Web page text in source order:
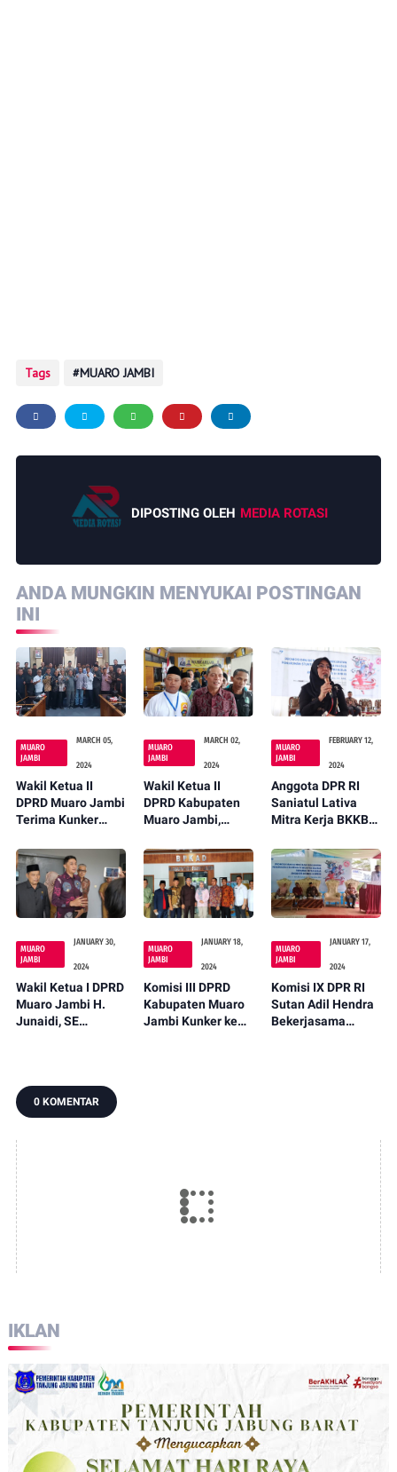
Tags MUARO JAMBI
DIPOSTING OLEH MEDIA ROTASI
ANDA MUNGKIN MENYUKAI POSTINGAN
INI
MUARO
JAMBI
MARCH 05,
2024
Wakil Ketua II
DPRD Muaro Jambi
Terima Kunker
Penuh
MUARO
JAMBI
MARCH 02,
2024
Wakil Ketua II
DPRD Kabupaten
Muaro Jambi,
Terpilih Sebagai
Ketua IPSI Muaro
Jambi Periode
2024-2028
MUARO
JAMBI
FEBRUARY 12,
2024
Anggota DPR RI
Saniatul Lativa
Mitra Kerja BKKBN
Terkait Stunting
MUARO
JAMBI
JANUARY 30,
2024
Wakil Ketua I DPRD
Muaro Jambi H.
Junaidi, SE
Meeting Bersama
BPK Jambi
MUARO
JAMBI
JANUARY 18,
2024
Komisi III DPRD
Kabupaten Muaro
Jambi Kunker ke
MUARO
JAMBI
JANUARY 17,
2024
Komisi IX DPR RI
Sutan Adil Hendra
Bekerjasama
0 KOMENTAR
IKLAN